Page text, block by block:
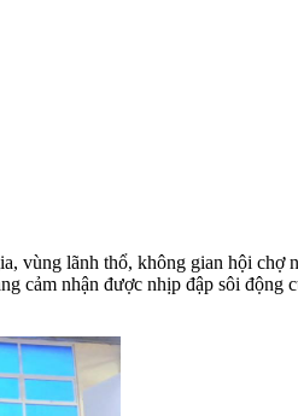
lãnh thổ, không gian hội chợ
cảm nhận được nhịp đập sôi